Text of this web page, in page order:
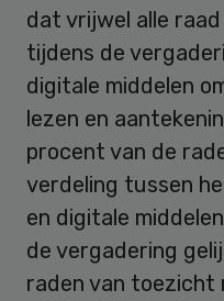
dat vrijwel alle
tijdens de
digitale middelen
lezen en
procent van de
verdeling tussen
en digitale
de vergadering
raden van toezicht